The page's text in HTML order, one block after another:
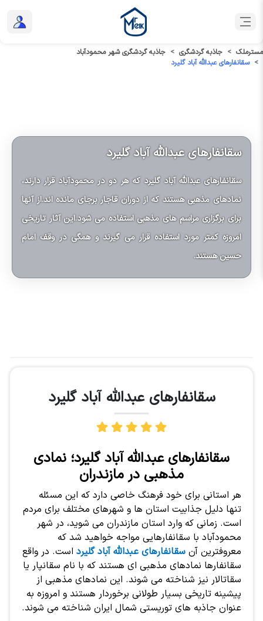
مسترملک جاذبه گردشگری
جاذبه گردشگری شهر محمودآباد
سقانفارهای عبدالله آباد گلیرد
سقانفارهای عبدالله آباد گلیرد
سقانفارهای عبدالله آباد گلیرد که هر دو در محمودآباد قرار دارند،
نمادهای مذهبی هستند که از دوران قاجار برجای مانده اند.از آنها
برای برگزاری مراسم های مذهبی استفاده می شود.این آثار تاریخی
امروزه کمتر مورد استفاده قرار می گیرند و همگی در وقف امام
حسین هستند.
سقانفارهای عبدالله آباد گلیرد
سقانفارهای عبدالله آباد گلیرد؛ نمادی
مذهبی در مازندران
هر استانی برای خود فرهنگ خاصی دارد که این مسئله
تنها دلیل جذابیت استان ها و شهرهای مختلف برای مردم
است. زمانی که وارد استان مازندران می شوید، در شهر
محمودآباد با سقانفارهایی مواجه خواهید شد که
معروفترین آن سقانفارهای عبدالله آباد گلیرد است. در واقع
سقانفارها نمادهای مذهبی ای هستند که با نام سقانپار یا
سقاتالار نیز شناخته می شوند. این نمادهای مذهبی از
پیشینه تاریخی بسیار طولانی برخوردار هستند و امروزه به
عنوان جاذبه های توریستی شمال ایران شناخته می شوند.